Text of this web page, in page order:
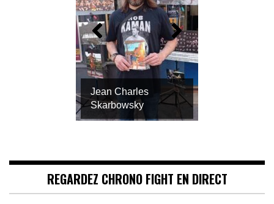
Jean Charles
Skarbowsky
REGARDEZ CHRONO FIGHT EN DIRECT